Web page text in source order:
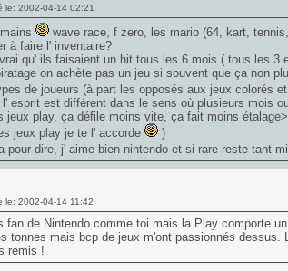
le: 2002-04-14 02:21
wave race, f zero, les mario (64, kart,
à faire l' inventaire?
qu' ils faisaient un hit tous les 6 mois ( tous les 3
on achète pas un jeu si souvent que ça non
de joueurs (à part les opposés aux jeux colorés
esprit est différent dans le sens où plusieurs mois
jeux play, ça défile moins vite, ça fait moins
jeux play je te l' accorde
)
pour dire, j' aime bien nintendo et si rare reste tant
le: 2002-04-14 11:42
fan de Nintendo comme toi mais la Play comporte
tonnes mais bcp de jeux m'ont passionnés dessus.
remis !